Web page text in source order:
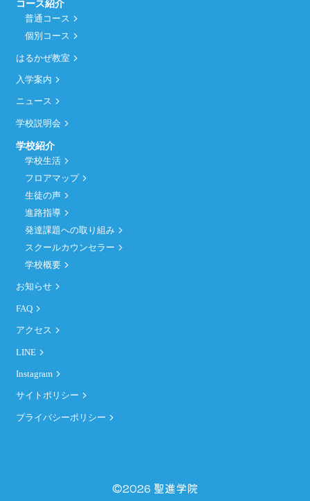
コース紹介
普通コース
個別コース
はるかぜ教室
入学案内
ニュース
学校説明会
学校紹介
学校生活
フロアマップ
生徒の声
進路指導
発達課題への取り組み
スクールカウンセラー
学校概要
お知らせ
FAQ
アクセス
LINE
Instagram
サイトポリシー
プライバシーポリシー
©2026 聖進学院